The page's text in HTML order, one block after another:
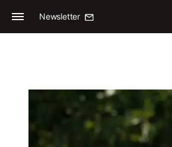
Newsletter